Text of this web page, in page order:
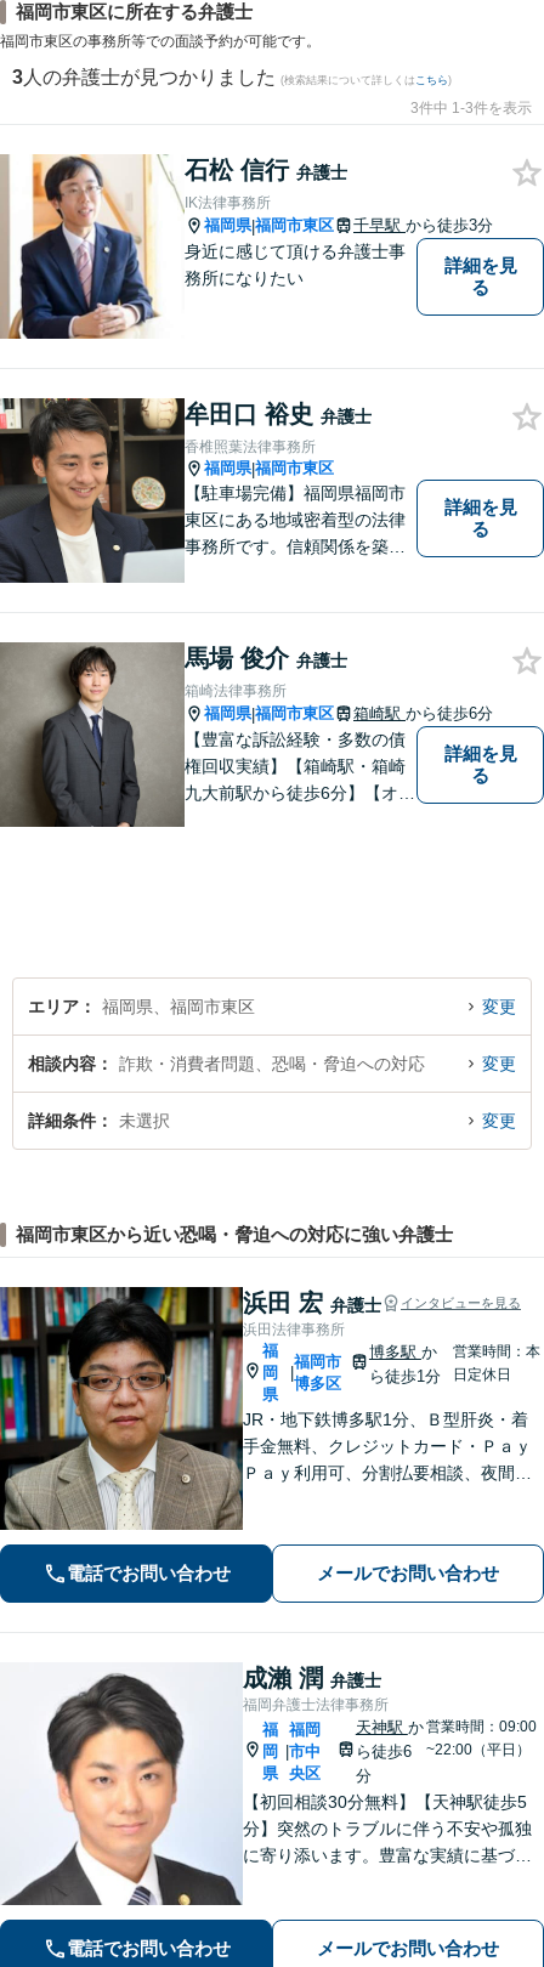
福岡市東区に所在する弁護士
福岡市東区の事務所等での面談予約が可能です。
3 人の弁護士が見つかりました (検索結果について詳しくは こちら)
3件中 1-3件を表示
石松 信行 弁護士
IK法律事務所
福岡県|福岡市東区 千早駅 から徒歩3分
身近に感じて頂ける弁護士事
務所になりたい
詳細を見
る
牟田口 裕史 弁護士
香椎照葉法律事務所
福岡県|福岡市東区
【駐車場完備】福岡県福岡市
東区にある地域密着型の法律
事務所です。信頼関係を築
方は気軽にご相談ください。
詳細を見
る
馬場 俊介 弁護士
箱崎法律事務所
福岡県|福岡市東区 箱崎駅 から徒歩6分
【豊富な訴訟経験・多数の債
権回収実績】【箱崎駅・箱崎
九大前駅から徒歩6分】【オン
す。
詳細を見
る
エリア 福岡県、福岡市東区 変更
相談内容 詐欺・消費者問題、恐喝・脅迫への対応 変更
詳細条件 未選択 変更
福岡市東区から近い恐喝・脅迫への対応に強い弁護士
浜田 宏 弁護士 インタビューを見る
浜田法律事務所
福
岡
県
福岡市
博多区
博多駅 か
ら徒歩1分
営業時間：本
日定休日
JR・地下鉄博多駅1分、Ｂ型肝炎・着
手金無料、クレジットカード・Ｐａｙ
Ｐａｙ利用可、分割払要相談、夜間・
婚、相続、後見、交通事故、借金、労
働、民事全般取扱い
電話でお問い合わせ メールでお問い合わせ
成瀨 潤 弁護士
福岡弁護士法律事務所
福
岡
県
|
福岡
市中
央区
天神駅 か
ら徒歩6
分
営業時間：09:00
~22:00（平日）
【初回相談30分無料】【天神駅徒歩5
分】突然のトラブルに伴う不安や孤独
に寄り添います。豊富な実績に基づく
の相談から培った確かな交渉力であな
たを守り抜きます。【LINE予約可】
電話でお問い合わせ メールでお問い合わせ